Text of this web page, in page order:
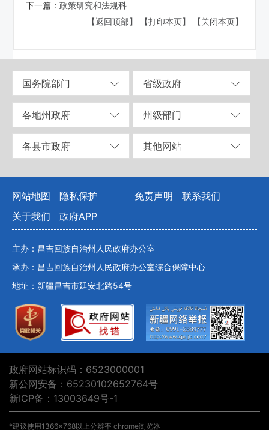
下一篇：政策研究和法规科
【返回顶部】
【打印本页】 【关闭本页】
国务院部门 省级政府
各地州政府 州级部门
各县市政府 其他网站
网站地图 隐私保护 免责声明
联系我们
关于我们
政府APP
主办：昌吉回族自治州人民政府办公室
承办：昌吉回族自治州人民政府办公室综合保障中心
地址：新疆昌吉市延安北路54号
政府网站标识码：6523000001
新公网安备：65230102652764号
新ICP备：13003649号-1
*建议使用1366×768以上分辨率 chrome浏览器